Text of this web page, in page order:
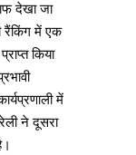
देखा जा
रैंकिंग में एक
किया
में
ने दूसरा